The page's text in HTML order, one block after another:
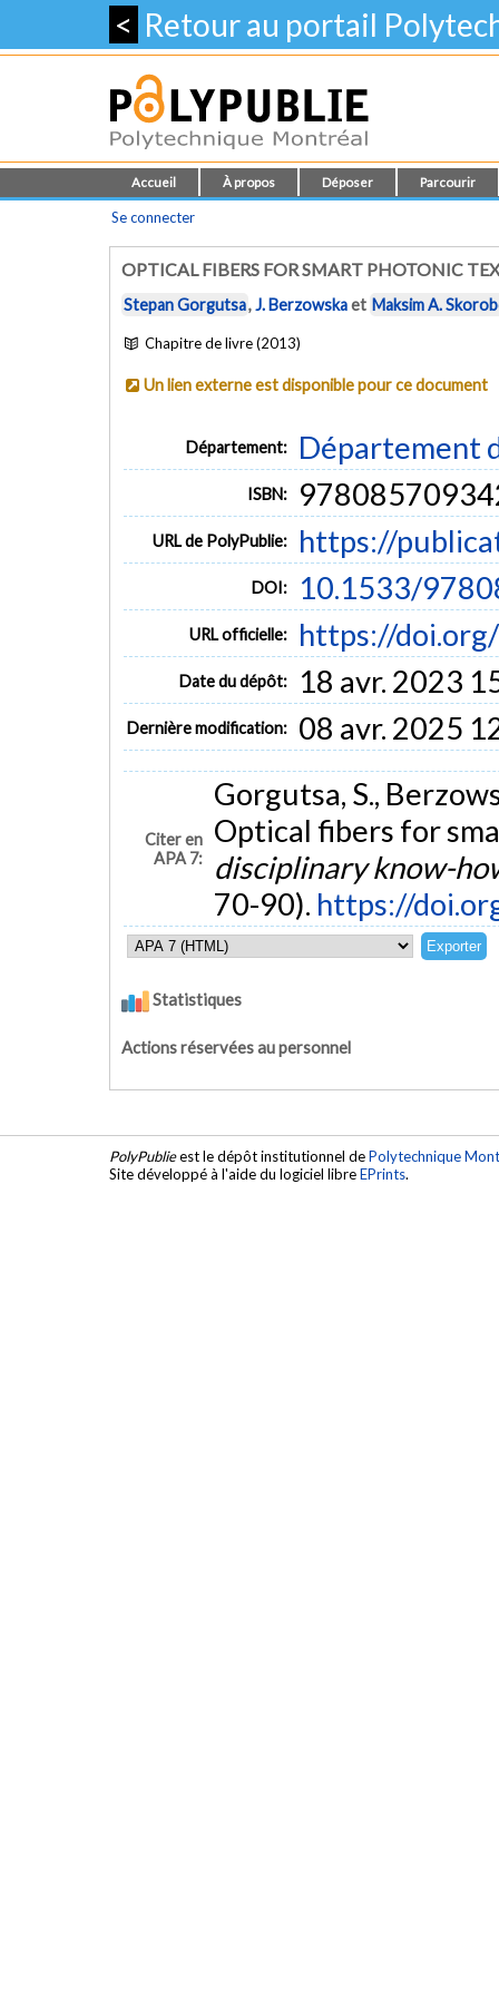
< Retour au portail
Accueil À propos Déposer Parcourir
Se connecter
OPTICAL FIBERS FOR SMART PHOTONIC
Stepan Gorgutsa,J. Berzowskaet Maksim A.
Chapitre de livre (2013)
Un lien externe est disponible pour ce document
Département: Département
ISBN:
URL de PolyPublie: https://
DOI: 10.1533/
URL officielle: https://
Date du dépôt: 18 avr. 2023
Dernière modification: 08 avr. 2025
Citer en
APA 7:
Gorgutsa, S.,
Optical fibers for
disciplinary know-
70-90). https://
Statistiques
Actions réservées au personnel
PolyPublieest le dépôt institutionnel dePolytechnique
Site développé à l'aide du logiciel libreEPrints.